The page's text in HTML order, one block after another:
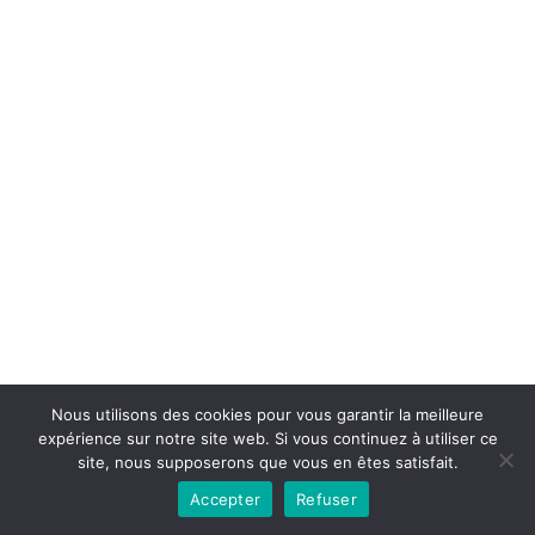
Nous utilisons des cookies pour vous garantir la meilleure
expérience sur notre site web. Si vous continuez à utiliser ce
site, nous supposerons que vous en êtes satisfait.
Accepter
Refuser